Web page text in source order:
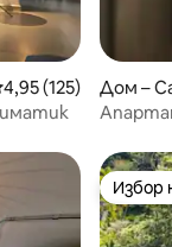
оценка: 4,95
4,95 (125)
Дом –
Избор
Избор